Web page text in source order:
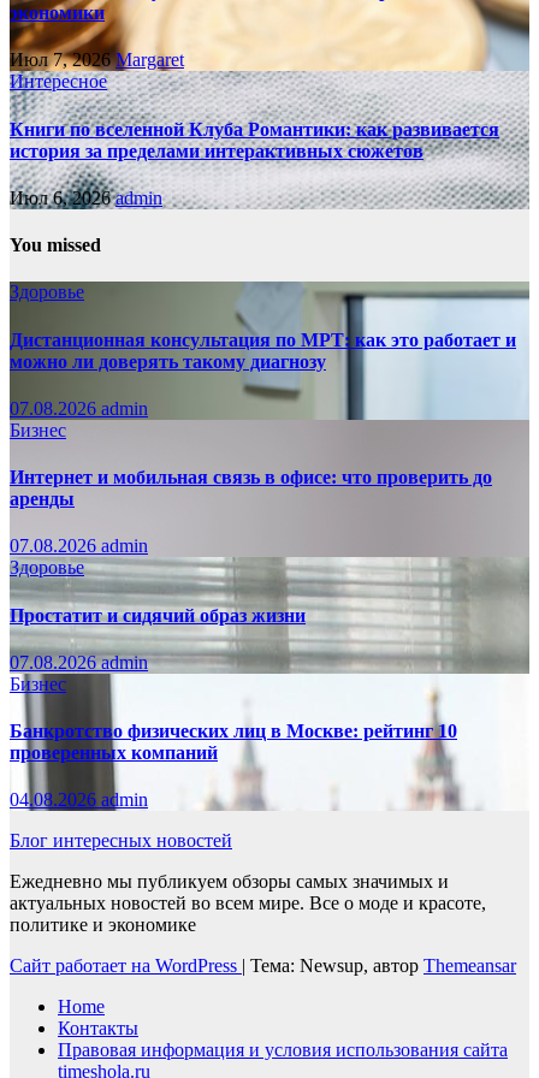
экономики
Июл 7, 2026Margaret
Интересное
Книги по вселенной Клуба Романтики: как развивается
история за пределами интерактивных сюжетов
Июл 6, 2026admin
You missed
Здоровье
Дистанционная консультация по МРТ: как это работает и
можно ли доверять такому диагнозу
07.08.2026 admin
Бизнес
Интернет и мобильная связь в офисе: что проверить до
аренды
07.08.2026 admin
Здоровье
Простатит и сидячий образ жизни
07.08.2026admin
Бизнес
Банкротство физических лиц в Москве: рейтинг 10
проверенных компаний
04.08.2026 admin
Блог интересных новостей
Ежедневно мы публикуем обзоры самых значимых и
актуальных новостей во всем мире. Все о моде и красоте,
политике и экономике
Сайт работает на WordPress | Тема: Newsup, автор Themeansar
Home
Контакты
Правовая информация и условия использования сайта
timeshola.ru